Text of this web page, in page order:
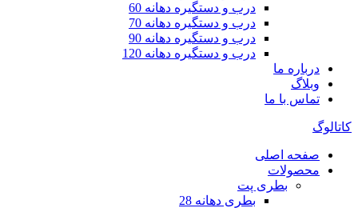
درب و دستگیره دهانه 60
درب و دستگیره دهانه 70
درب و دستگیره دهانه 90
درب و دستگیره دهانه 120
درباره ما
وبلاگ
تماس با ما
کاتالوگ
صفحه اصلی
محصولات
بطری پت
بطری دهانه 28